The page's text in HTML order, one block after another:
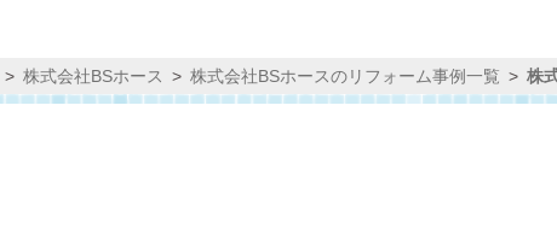
株式会社BSホース 株式会社BSホースのリフォーム事例一覧 株